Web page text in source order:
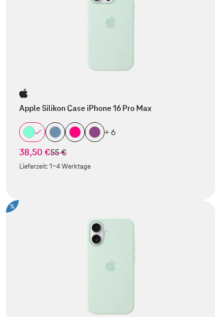
Apple Silikon Case iPhone 16 Pro Max
+ 6
38,50 €statt
55 €
Lieferzeit:1-4 Werktage
%